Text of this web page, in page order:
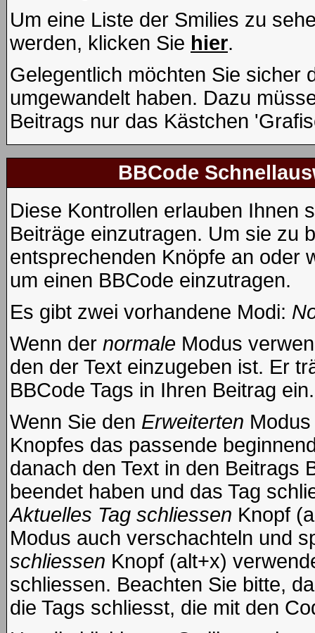
Um eine Liste der Smilies zu
werden, klicken Sie hier.
Gelegentlich möchten Sie sicher
umgewandelt haben. Dazu
Beitrags nur das Kästchen
BBCode
Diese Kontrollen erlauben Ihnen
Beiträge einzutragen. Um sie zu
entsprechenden Knöpfe an oder
um einen BBCode einzutragen.
Es gibt zwei vorhandene Modi:
Wenn der normale Modus
den der Text einzugeben ist. Er
BBCode Tags in Ihren Beitrag ein.
Wenn Sie den Erweiterten
Knopfes das passende
danach den Text in den Beitrags
beendet haben und das Tag
Aktuelles Tag schliessen Knopf
Modus auch verschachteln und
schliessen Knopf (alt+x)
schliessen. Beachten Sie bitte,
die Tags schliesst, die mit den